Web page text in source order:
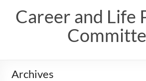
contentCareer and Life
Archives